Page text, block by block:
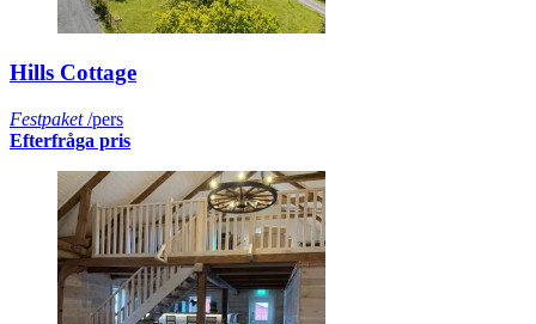
Hills Cottage
Festpaket/pers
Efterfråga pris